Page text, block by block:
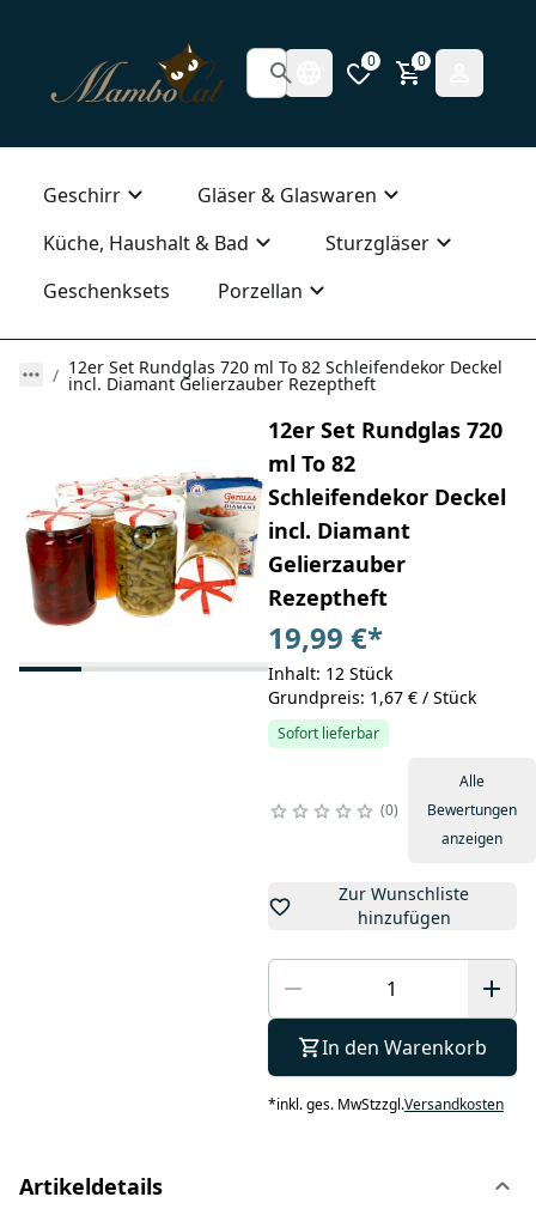
0 0
Geschirr
Gläser & Glaswaren
Küche, Haushalt & Bad
Sturzgläser
Geschenksets
Porzellan
12er Set Rundglas 720 ml To 82 Schleifendekor Deckel
incl. Diamant Gelierzauber Rezeptheft
12er Set Rundglas 720
ml To 82
Schleifendekor Deckel
incl. Diamant
Gelierzauber
Rezeptheft
19,99 €*
Inhalt: 12 Stück
Grundpreis: 1,67 € / Stück
Sofort lieferbar
0
Alle
Bewertungen
anzeigen
Zur Wunschliste
hinzufügen
In den Warenkorb
*inkl. ges. MwStzzgl.Versandkosten
Artikeldetails